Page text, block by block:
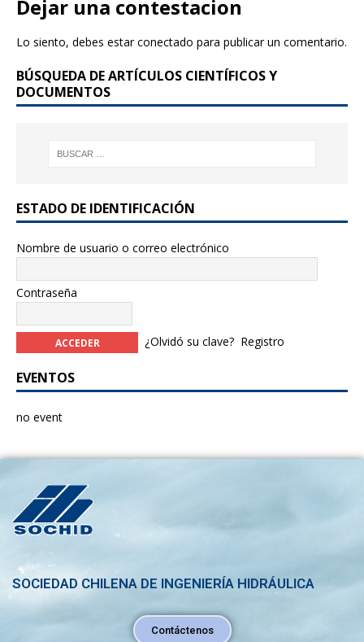
e
b
o
k
te
r
Dejar una contestacion
Lo siento, debes estarconectado para publicar un comentario.
BÚSQUEDA DE ARTÍCULOS CIENTÍFICOS Y
DOCUMENTOS
ESTADO DE IDENTIFICACIÓN
Nombre de usuario o correo electrónico
Contraseña
¿Olvidó su clave? Registro
EVENTOS
no event
SOCIEDAD CHILENA DE INGENIERÍA HIDRÁULICA
Contáctenos